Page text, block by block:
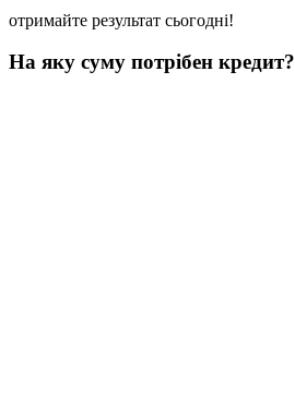
отримайте результат сьогодні!
На яку суму потрібен кредит?